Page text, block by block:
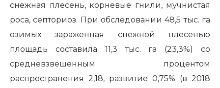
снежная плесень, корневые гнили, мучнистая
роса, септориоз. При обследовании 48,5 тыс. га
озимых зараженная снежной плесенью
площадь составила 11,3 тыс. га (23,3%) со
средневзвешенным процентом
распространения 2,18, развитие 0,75% (в 2018